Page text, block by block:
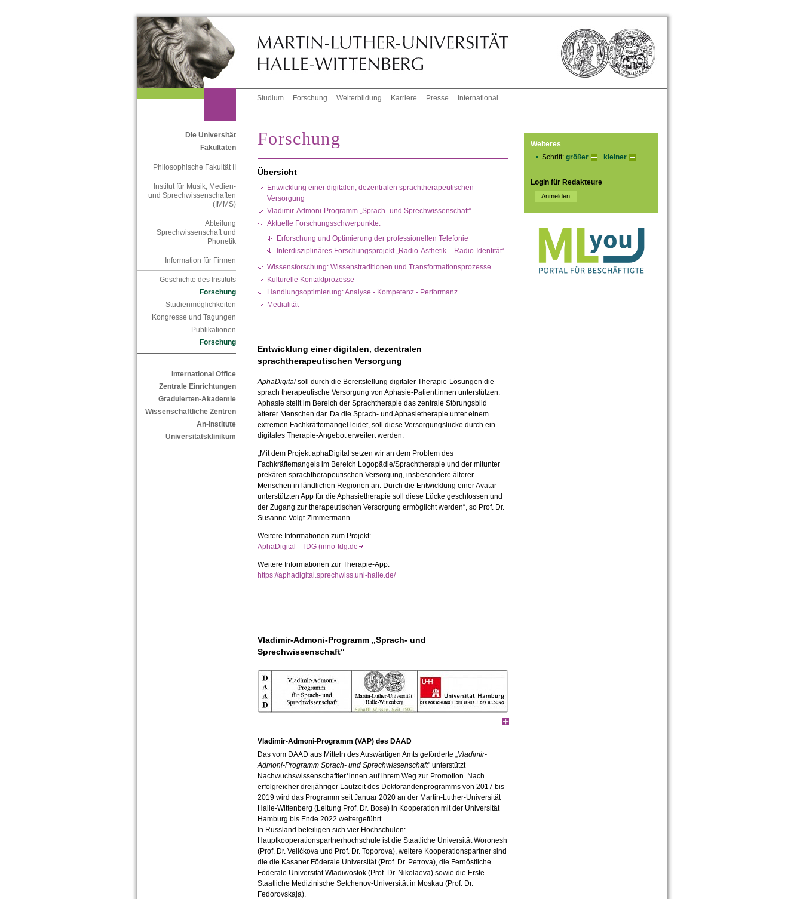
Studium Forschung Weiterbildung Karriere Presse International
Die Universität
Fakultäten
Philosophische Fakultät II
Institut für Musik, Medien-
und Sprechwissenschaften
(IMMS)
Abteilung
Sprechwissenschaft und
Phonetik
Information für Firmen
Geschichte des Instituts
Forschung
Studienmöglichkeiten
Kongresse und Tagungen
Publikationen
Forschung
International Office
Zentrale Einrichtungen
Graduierten-Akademie
Wissenschaftliche Zentren
An-Institute
Universitätsklinikum
Weiteres
Schrift: größer kleiner
Login für Redakteure
Forschung
Übersicht
Entwicklung einer digitalen, dezentralen sprachtherapeutischen
Versorgung
Vladimir-Admoni-Programm „Sprach- und Sprechwissenschaft“
Aktuelle Forschungsschwerpunkte:
Erforschung und Optimierung der professionellen Telefonie
Interdisziplinäres Forschungsprojekt „Radio-Ästhetik – Radio-Identität“
Wissensforschung: Wissenstraditionen und Transformationsprozesse
Kulturelle Kontaktprozesse
Handlungsoptimierung: Analyse - Kompetenz - Performanz
Medialität
Entwicklung einer digitalen, dezentralen
sprachtherapeutischen Versorgung
AphaDigitalsoll durch die Bereitstellung digitaler Therapie-Lösungen die
sprach therapeutische Versorgung von Aphasie-Patient:innen unterstützen.
Aphasie stellt im Bereich der Sprachtherapie das zentrale Störungsbild
älterer Menschen dar. Da die Sprach- und Aphasietherapie unter einem
extremen Fachkräftemangel leidet, soll diese Versorgungslücke durch ein
digitales Therapie-Angebot erweitert werden.
„Mit dem Projekt aphaDigital setzen wir an dem Problem des
Fachkräftemangels im Bereich Logopädie/Sprachtherapie und der mitunter
prekären sprachtherapeutischen Versorgung, insbesondere älterer
Menschen in ländlichen Regionen an. Durch die Entwicklung einer Avatar-
unterstützten App für die Aphasietherapie soll diese Lücke geschlossen und
der Zugang zur therapeutischen Versorgung ermöglicht werden“, so Prof. Dr.
Susanne Voigt-Zimmermann.
Weitere Informationen zum Projekt:
AphaDigital - TDG (inno-tdg.de
Weitere Informationen zur Therapie-App:
https://aphadigital.sprechwiss.uni-halle.de/
Vladimir-Admoni-Programm „Sprach- und
Sprechwissenschaft“
Vladimir-Admoni-Programm (VAP) des DAAD
Das vom DAAD aus Mitteln des Auswärtigen Amts geförderte „ Vladimir-
Admoni-Programm Sprach- und Sprechwissenschaft" unterstützt
Nachwuchswissenschaftler*innen auf ihrem Weg zur Promotion. Nach
erfolgreicher dreijähriger Laufzeit des Doktorandenprogramms von 2017 bis
2019 wird das Programm seit Januar 2020 an der Martin-Luther-Universität
Halle-Wittenberg (Leitung Prof. Dr. Bose) in Kooperation mit der Universität
Hamburg bis Ende 2022 weitergeführt.
In Russland beteiligen sich vier Hochschulen:
Hauptkooperationspartnerhochschule ist die Staatliche Universität Woronesh
(Prof. Dr. Veličkova und Prof. Dr. Toporova), weitere Kooperationspartner sind
die die Kasaner Föderale Universität (Prof. Dr. Petrova), die Fernöstliche
Föderale Universität Wladiwostok (Prof. Dr. Nikolaeva) sowie die Erste
Staatliche Medizinische Setchenov-Universität in Moskau (Prof. Dr.
Fedorovskaja).